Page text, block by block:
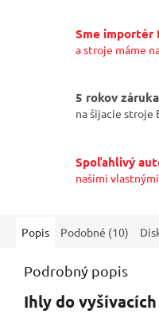
Sme importér
a stroje máme
5 rokov záruka
na šijacie stroje
Spoľahlivý
našimi
Popis Podobné (10)
Podrobný popis
Ihly do